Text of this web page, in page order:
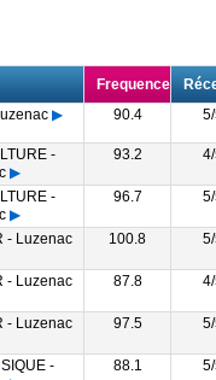
Frequence
▶ 90.4
-
▶
93.2
-
▶
96.7
- Luzenac
100.8
- Luzenac
87.8
- Luzenac
97.5
-
88.1